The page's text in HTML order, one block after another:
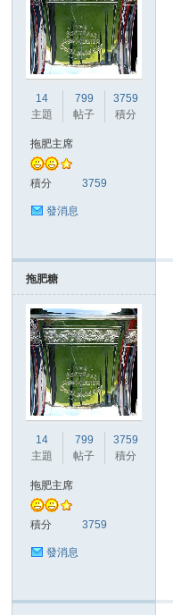
14
主題
799
帖子
3759
積分
拖肥主席
積分 3759
發消息
拖肥糖
14
主題
799
帖子
3759
積分
拖肥主席
積分 3759
發消息